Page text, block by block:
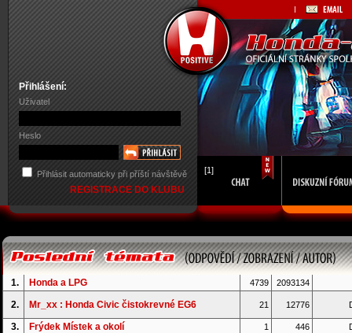
Přihlášení:
Uživatel
Heslo
Přihlásit automaticky při příští návštěvě
REGISTRACE DO KLUBU
[1]
1. Honda a LPG 4739 2093134
2. Mr_xx : Honda Civic čistokrevné EG6 21 12776
3. Frýdek Místek a okolí 1 446